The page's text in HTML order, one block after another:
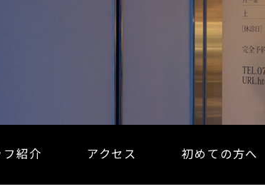
紹介 アクセス 初めての方へ